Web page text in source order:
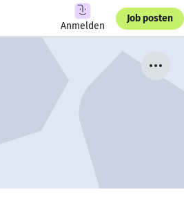
Anmelden
Job posten